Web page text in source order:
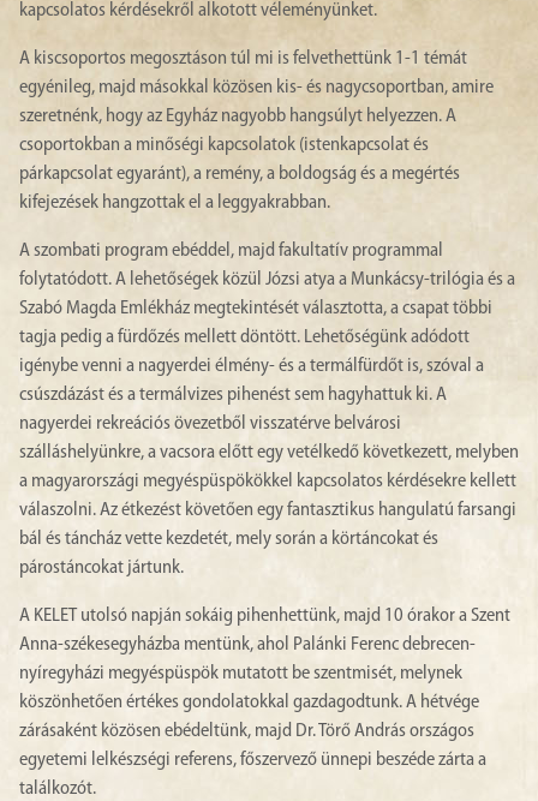
kapcsolatos kérdésekről alkotott véleményünket.
A kiscsoportos megosztáson túl mi is felvethettünk 1-1 témát
egyénileg, majd másokkal közösen kis- és nagycsoportban, amire
szeretnénk, hogy az Egyház nagyobb hangsúlyt helyezzen. A
csoportokban a minőségi kapcsolatok (istenkapcsolat és
párkapcsolat egyaránt), a remény, a boldogság és a megértés
kifejezések hangzottak el a leggyakrabban.
A szombati program ebéddel, majd fakultatív programmal
folytatódott. A lehetőségek közül Józsi atya a Munkácsy-trilógia és a
Szabó Magda Emlékház megtekintését választotta, a csapat többi
tagja pedig a fürdőzés mellett döntött. Lehetőségünk adódott
igénybe venni a nagyerdei élmény- és a termálfürdőt is, szóval a
csúszdázást és a termálvizes pihenést sem hagyhattuk ki. A
nagyerdei rekreációs övezetből visszatérve belvárosi
szálláshelyünkre, a vacsora előtt egy vetélkedő következett, melyben
a magyarországi megyéspüspökökkel kapcsolatos kérdésekre kellett
válaszolni. Az étkezést követően egy fantasztikus hangulatú farsangi
bál és táncház vette kezdetét, mely során a körtáncokat és
párostáncokat jártunk.
A KELET utolsó napján sokáig pihenhettünk, majd 10 órakor a Szent
Anna-székesegyházba mentünk, ahol Palánki Ferenc debrecen-
nyíregyházi megyéspüspök mutatott be szentmisét, melynek
köszönhetően értékes gondolatokkal gazdagodtunk. A hétvége
zárásaként közösen ebédeltünk, majd Dr. Törő András országos
egyetemi lelkészségi referens, főszervező ünnepi beszéde zárta a
találkozót.